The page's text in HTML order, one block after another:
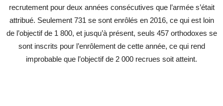
recrutement pour deux années consécutives que l’armée s’était
attribué. Seulement 731 se sont enrôlés en 2016, ce qui est loin
de l’objectif de 1 800, et jusqu’à présent, seuls 457 orthodoxes se
sont inscrits pour l’enrôlement de cette année, ce qui rend
improbable que l’objectif de 2 000 recrues soit atteint.